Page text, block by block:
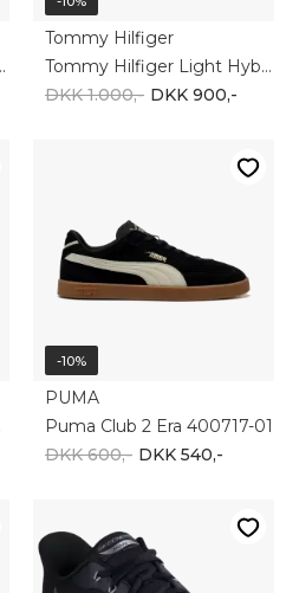
-10%
SKECHERS